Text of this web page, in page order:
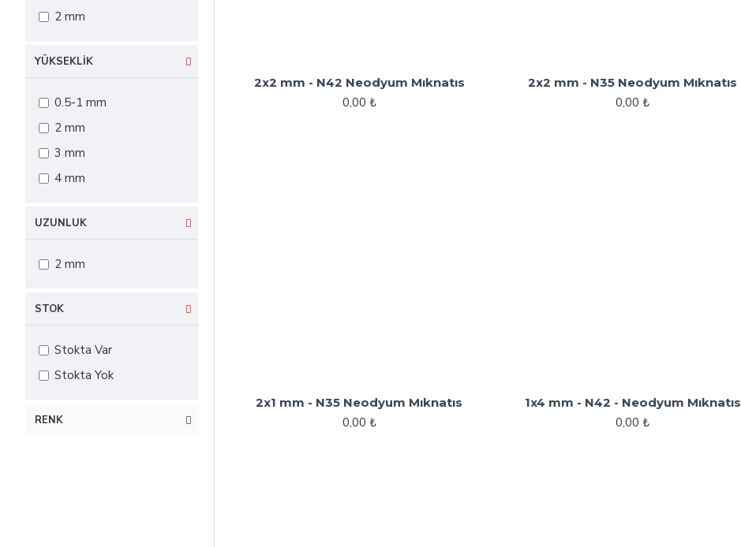
2 mm
RENK
YÜKSEKLIK
0.5-1 mm
2 mm
3 mm
4 mm
UZUNLUK
2 mm
STOK
Stokta Var
Stokta Yok
2x2 mm - N42 Neodyum Mıknatıs
0,00 ₺
2x2 mm - N35 Neodyum Mıknatıs
0,00 ₺
2x1 mm - N35 Neodyum Mıknatıs
0,00 ₺
1x4 mm - N42 - Neodyum Mıknatıs
0,00 ₺